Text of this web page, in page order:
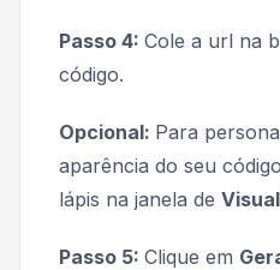
Passo 4: Cole a url na
código.
Opcional: Para
aparência do seu
lápis na janela de
Passo 5: Clique em